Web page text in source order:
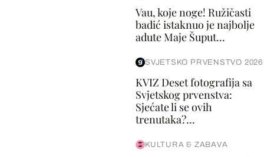
Vau, koje noge! Ružičasti
badić istaknuo je najbolje
adute Maje Šuput...
SVJETSKO PRVENSTVO 2026
KVIZ Deset fotografija sa
Svjetskog prvenstva:
Sjećate li se ovih
trenutaka?...
KULTURA & ZABAVA